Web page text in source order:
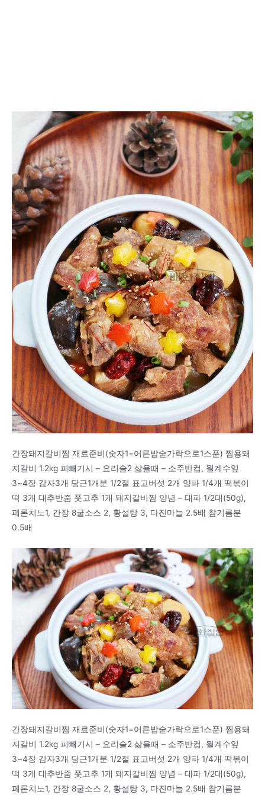
간장돼지갈비찜 재료준비(숫자1=어른밥숟가락으로1스푼) 찜용돼
지갈비 1.2kg 피빼기시 – 요리술2 삶을때 – 소주반컵, 월계수잎
3~4장 감자3개 당근1개분 1/2절 표고버섯 2개 양파 1/4개 떡볶이
떡 3개 대추반줌 풋고추 1개 돼지갈비찜 양념 – 대파 1/2대(50g),
페론치노1, 간장 8굴소스 2, 황설탕 3, 다진마늘 2.5배 참기름분
0.5배
간장돼지갈비찜 재료준비(숫자1=어른밥숟가락으로1스푼) 찜용돼
지갈비 1.2kg 피빼기시 – 요리술2 삶을때 – 소주반컵, 월계수잎
3~4장 감자3개 당근1개분 1/2절 표고버섯 2개 양파 1/4개 떡볶이
떡 3개 대추반줌 풋고추 1개 돼지갈비찜 양념 – 대파 1/2대(50g),
페론치노1, 간장 8굴소스 2, 황설탕 3, 다진마늘 2.5배 참기름분